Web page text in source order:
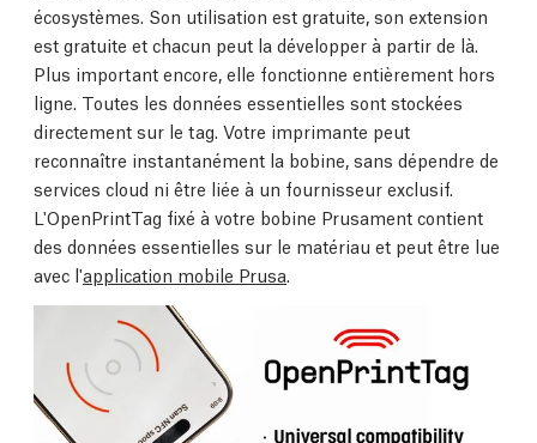
écosystèmes. Son utilisation est gratuite, son extension
est gratuite et chacun peut la développer à partir de là.
Plus important encore, elle fonctionne entièrement hors
ligne. Toutes les données essentielles sont stockées
directement sur le tag. Votre imprimante peut
reconnaître instantanément la bobine, sans dépendre de
services cloud ni être liée à un fournisseur exclusif.
L'OpenPrintTag fixé à votre bobine Prusament contient
des données essentielles sur le matériau et peut être lue
avec l'application mobile Prusa